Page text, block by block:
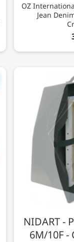
OZ
Jean
NIDART -
6M/10F -